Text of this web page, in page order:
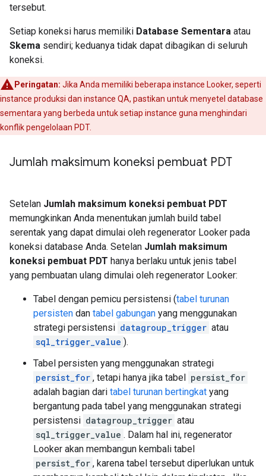
tersebut.
Setiap koneksi harus memiliki Database Sementara atau
Skema sendiri; keduanya tidak dapat dibagikan di seluruh
koneksi.
Peringatan: Jika Anda memiliki beberapa instance Looker, seperti
instance produksi dan instance QA, pastikan untuk menyetel database
sementara yang berbeda untuk setiap instance guna menghindari
konflik pengelolaan PDT.
Jumlah maksimum koneksi pembuat PDT
Setelan Jumlah maksimum koneksi pembuat PDT
memungkinkan Anda menentukan jumlah build tabel
serentak yang dapat dimulai oleh regenerator Looker pada
koneksi database Anda. Setelan Jumlah maksimum
koneksi pembuat PDT hanya berlaku untuk jenis tabel
yang pembuatan ulang dimulai oleh regenerator Looker:
Tabel dengan pemicu persistensi (tabel turunan
persisten dan tabel gabungan yang menggunakan
strategi persistensi datagroup_trigger atau
sql_trigger_value ).
Tabel persisten yang menggunakan strategi
persist_for , tetapi hanya jika tabel persist_for
adalah bagian dari tabel turunan bertingkat yang
bergantung pada tabel yang menggunakan strategi
persistensi datagroup_trigger atau
sql_trigger_value . Dalam hal ini, regenerator
Looker akan membangun kembali tabel
persist_for , karena tabel tersebut diperlukan untuk